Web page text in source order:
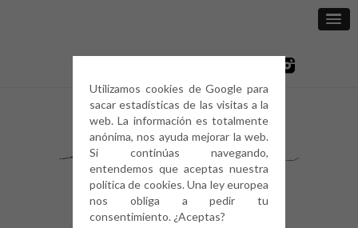
Utilizamos cookies de Google para
sacar estadísticas de las visitas a la
web. La información es totalmente
anónima, nos ayuda mejorar la web.
Si continúas navegando,
entendemos que aceptas nuestra
política de cookies. Una ley europea
nos obliga a pedir tu
consentimiento. ¿Aceptas?